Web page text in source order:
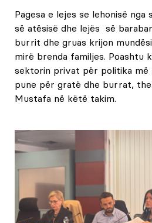
Pagesa e lejes se lehonisë
së atësisë dhe lejës së
burrit dhe gruas krijon
mirë brenda familjes. Poashtu
sektorin privat për politika më
pune për gratë dhe burrat,
Mustafa në këtë takim.